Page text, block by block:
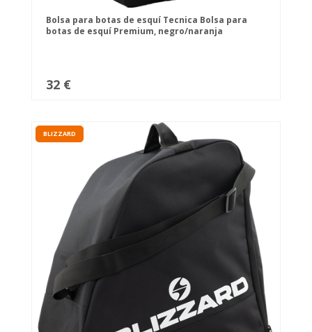
Bolsa para botas de esquí Tecnica Bolsa para
botas de esquí Premium, negro/naranja
32 €
BLIZZARD